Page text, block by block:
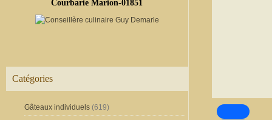
Courbarie Marion-01851
Catégories
Gâteaux individuels (619)